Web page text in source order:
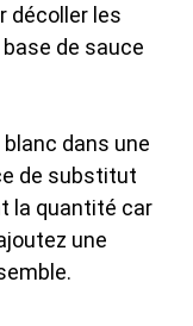
décoller les
de sauce
blanc dans une
de substitut
la quantité car
une